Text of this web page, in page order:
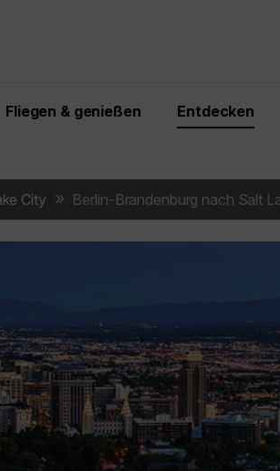
Fliegen & genießen Entdecken
City Berlin-Brandenburg nach Salt